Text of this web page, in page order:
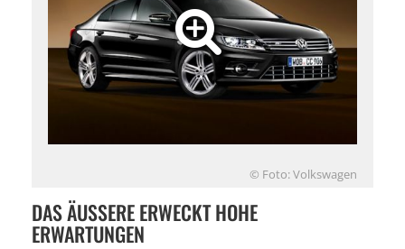
© Foto: Volkswagen
DAS ÄUSSERE ERWECKT HOHE E
RWARTUNGEN